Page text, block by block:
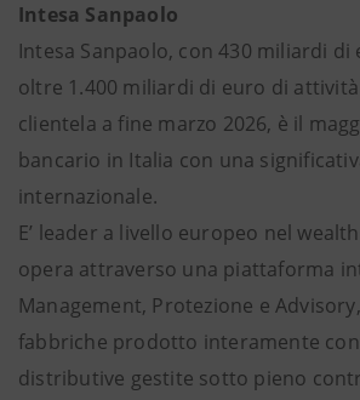
Intesa Sanpaolo
Intesa Sanpaolo, con 430 miliardi
oltre 1.400 miliardi di euro di
clientela a fine marzo 2026, è il
bancario in Italia con una
internazionale.
E’ leader a livello europeo nel
opera attraverso una piattaforma
Management, Protezione e
fabbriche prodotto interamente
distributive gestite sotto pieno